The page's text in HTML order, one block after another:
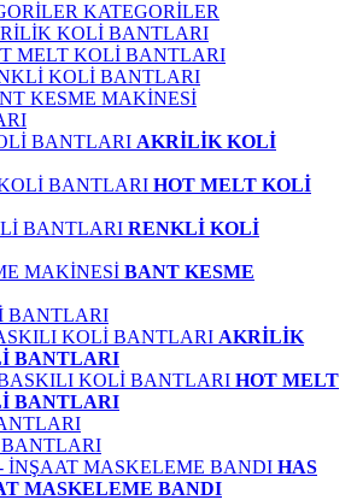
KATEGORİLER
KOLİ BANTLARI
MELT KOLİ BANTLARI
KOLİ BANTLARI
KESME MAKİNESİ
AKRİLİK KOLİ
HOT MELT KOLİ
RENKLİ KOLİ
BANT KESME
BANTLARI
AKRİLİK
BANTLARI
HOT MELT
BANTLARI
HAS
MASKELEME BANDI